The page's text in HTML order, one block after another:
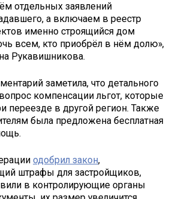
отдельных заявлений
а включаем в реестр
именно строящийся дом
всем, кто приобрёл в нём долю»,
Рукавишникова.
заметила, что детального
компенсации льгот, которые
переезде в другой регион. Также
была предложена бесплатная
одобрил закон,
штрафы для застройщиков,
в контролирующие органы